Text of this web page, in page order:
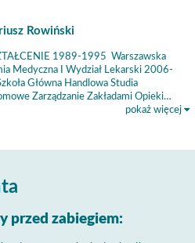
Rowiński
1989-1995 Warszawska
Medyczna I Wydział Lekarski 2006-
Główna Handlowa Studia
Zarządzanie Zakładami Opieki…
pokaż więcej
przed zabiegiem: